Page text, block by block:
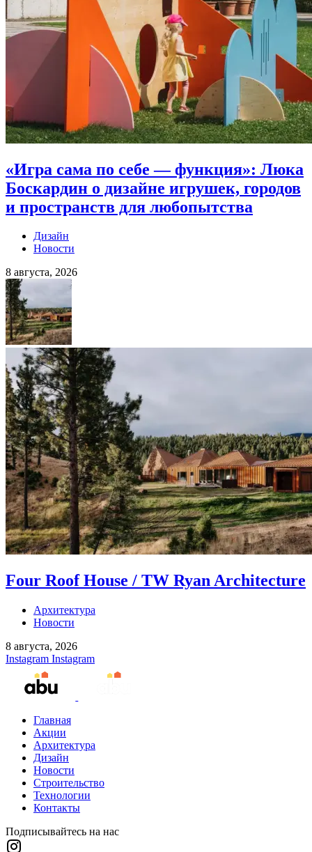
«Игра сама по себе — функция»: Люка
Боскардин о дизайне игрушек, городов
и пространств для любопытства
Дизайн
Новости
8 августа, 2026
Four Roof House / TW Ryan Architecture
Архитектура
Новости
8 августа, 2026
Instagram Instagram
Главная
Акции
Архитектура
Дизайн
Новости
Строительство
Технологии
Контакты
Подписывайтесь на нас